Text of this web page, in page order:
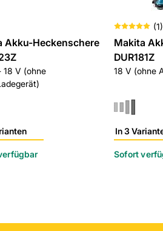
Akku-Heckenschere
18 V (ohne
(1)
Makita
DUR181Z
18 V (ohne
In 3
Sofort